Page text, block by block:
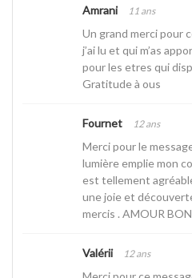
Amrani 11 ans
Un grand merci pour
j’ai lu et qui m’as
pour les etres qui
Gratitude à ous
Fournet 12 ans
Merci pour le
lumière emplie mon
est tellement
une joie et
mercis . AMOUR
Valérii 12 ans